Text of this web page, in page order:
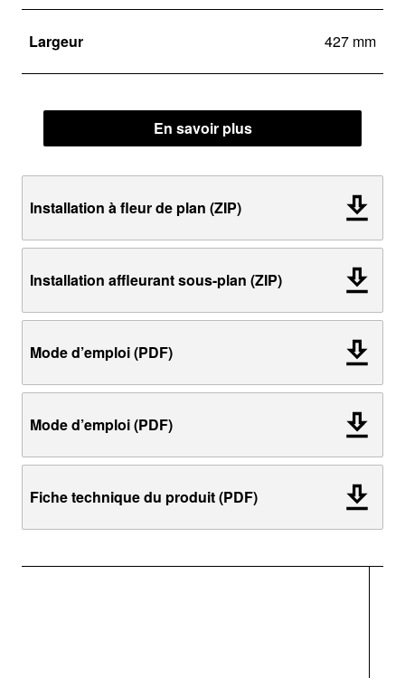
Largeur 427 mm
En savoir plus
Installation à fleur de plan (ZIP)
Installation affleurant sous-plan (ZIP)
Mode d’emploi (PDF)
Mode d’emploi (PDF)
Fiche technique du produit (PDF)